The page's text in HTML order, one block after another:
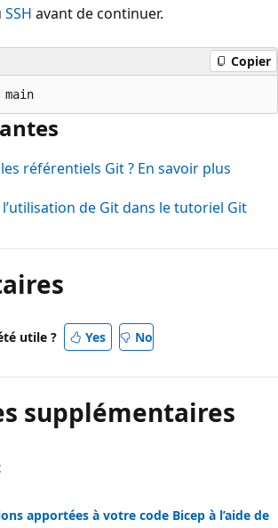
SSH avant de continuer.
Copier
référentiels Git ? En savoir plus
de Git dans le tutoriel Git
utile ? Yes No
supplémentaires
apportées à votre code Bicep à l’aide de